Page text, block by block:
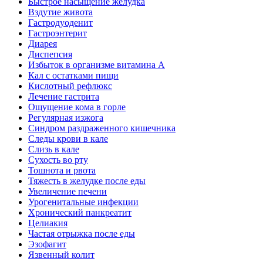
Вздутие живота
Гастродуоденит
Гастроэнтерит
Диарея
Диспепсия
Избыток в организме витамина А
Кал с остатками пищи
Кислотный рефлюкс
Лечение гастрита
Ощущение кома в горле
Регулярная изжога
Синдром раздраженного кишечника
Следы крови в кале
Слизь в кале
Сухость во рту
Тошнота и рвота
Тяжесть в желудке после еды
Увеличение печени
Урогенитальные инфекции
Хронический панкреатит
Целиакия
Частая отрыжка после еды
Эзофагит
Язвенный колит